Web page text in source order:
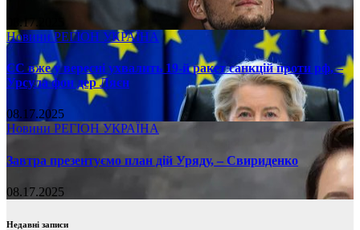
08.17.2025
НовиниРЕГІОН УКРАЇНА
ЄС вже у вересні ухвалить 19-й ракет санкцій проти рф, –
Урсула фон дер Ляєн
08.17.2025
Новини РЕГІОН УКРАЇНА
Завтра презентуємо план дій Уряду, – Свириденко
08.17.2025
Недавні записи